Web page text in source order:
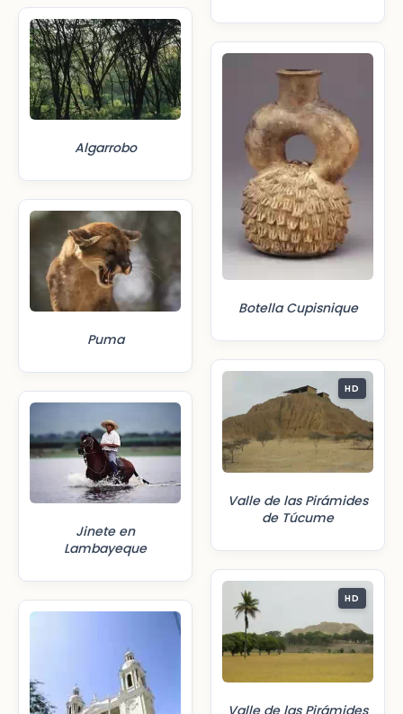
Algarrobo
Puma
Jinete en
Lambayeque
Botella Cupisnique
HD
Valle de las Pirámides
de Túcume
HD
Valle de las Pirámides